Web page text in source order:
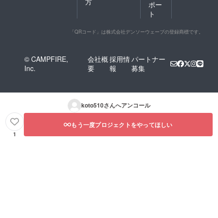
ポー
ト
「QRコード」は株式会社デンソーウェーブの登録商標です。
© CAMPFIRE,
Inc.
会社概
要
採用情
報
パートナー
募集
koto510さんへアンコール
1
もう一度プロジェクトをやってほしい